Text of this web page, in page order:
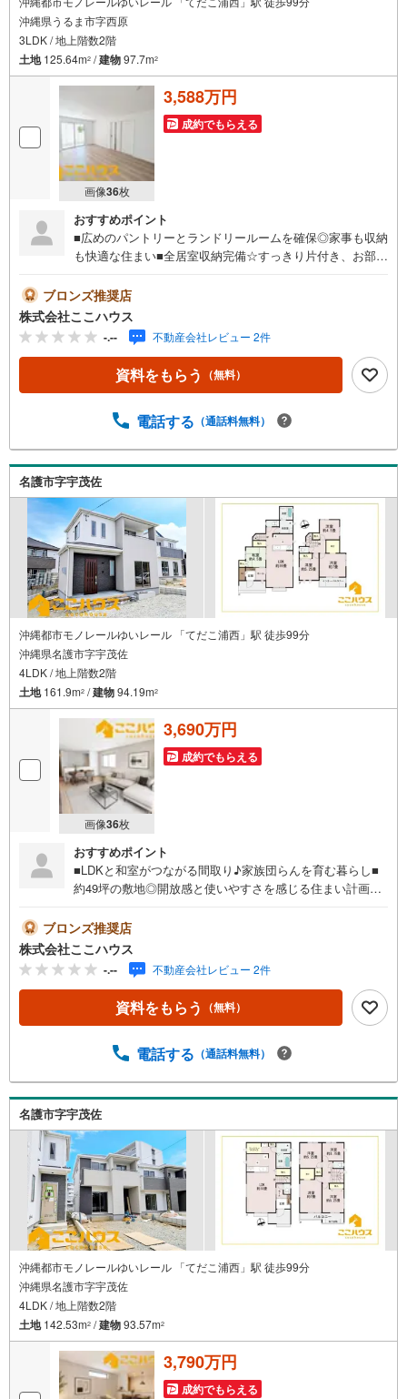
沖縄県うるま市字西原
3LDK / 地上階数2階
土地125.64m2 /建物97.7m2
画像36枚
3,588万円
成約でもらえる
おすすめポイント
■広めのパントリーとランドリールームを確保◎家事も収納
も快適な住まい■全居室収納完備☆すっきり片付き、お部屋
きる空間実際に足を運んで頂くと、日当たりや周辺の雰囲
気などもよく分かります♪ 見学のご希望は、希望日時をお
知らせいただくだけでOKです！＝＝＝＝＝＝＝＝＝＝＝＝
＝＝＝＝＝＝＝＝＝＝＝＝＝＝＝＝＝＝＝＝＝【営業時間
9:00-20:00】定休日:年中無休上記時間はお電話が繋がりや
すくなっております。ぜひお気軽にご連絡下さい！現地を
ンよりご希望の日時をご記入いただけますとスムーズにご
＝＝＝＝＝＝＝＝＝＝＝＝＝＝＝こちらの物件は「Yaho
o！不動産 成約でPayPayポイント最大20万円相当プレゼン
ト」対象です！資料請求または見学予約からご成約でポイ
ントGET！詳細はキャンペーンページをご確認ください。
＝＝＝＝＝＝＝＝＝＝＝＝＝＝＝＝＝＝＝＝＝＝＝＝＝＝
＝＝＝＝＝＝＝
ブロンズ推奨店
株式会社ここハウス
-.-- 不動産会社レビュー 2件
資料をもらう （無料）
電話する （通話料無料）
名護市字宇茂佐
沖縄都市モノレールゆいレール 「てだこ浦西」駅 徒歩99分
沖縄県名護市字宇茂佐
4LDK / 地上階数2階
土地161.9m2 /建物94.19m2
画像36枚
3,690万円
成約でもらえる
おすすめポイント
■LDKと和室がつながる間取り♪家族団らんを育む暮らし■
約49坪の敷地◎開放感と使いやすさを感じる住まい計画■
能「今すぐ見てみたい！」という方も大歓迎です♪ 気にな
る物件は、当日のお問い合わせでもご案内できます！お気
軽にご連絡ください。＝＝＝＝＝＝＝＝＝＝＝＝＝＝＝＝
＝＝＝＝＝＝＝＝＝＝＝＝＝＝＝＝＝【営業時間 9:00-20:0
0】定休日:年中無休上記時間はお電話が繋がりやすくなっ
ております。ぜひお気軽にご連絡下さい！現地を見学され
希望の日時をご記入いただけますとスムーズにご案内が可
＝＝＝＝＝＝＝＝＝＝＝こちらの物件は「Yahoo！不動産
成約でPayPayポイント最大20万円相当プレゼント」対象で
す！資料請求または見学予約からご成約でポイントGET！
詳細はキャンペーンページをご確認ください。＝＝＝＝＝
＝＝＝＝＝＝＝＝＝＝＝＝＝＝＝＝＝＝＝＝＝＝＝＝＝＝
＝＝
ブロンズ推奨店
株式会社ここハウス
-.-- 不動産会社レビュー 2件
資料をもらう （無料）
電話する （通話料無料）
名護市字宇茂佐
沖縄都市モノレールゆいレール 「てだこ浦西」駅 徒歩99分
沖縄県名護市字宇茂佐
4LDK / 地上階数2階
土地142.53m2 /建物93.57m2
3,790万円
成約でもらえる